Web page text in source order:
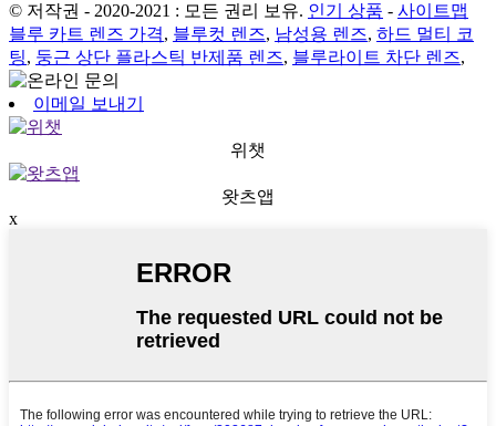
© 저작권 - 2020-2021 : 모든 권리 보유. 인기 상품 - 사이트맵
블루 카트 렌즈 가격, 블루컷 렌즈, 남성용 렌즈, 하드 멀티 코
팅, 둥근 상단 플라스틱 반제품 렌즈, 블루라이트 차단 렌즈,
이메일 보내기
위챗
왓츠앱
x